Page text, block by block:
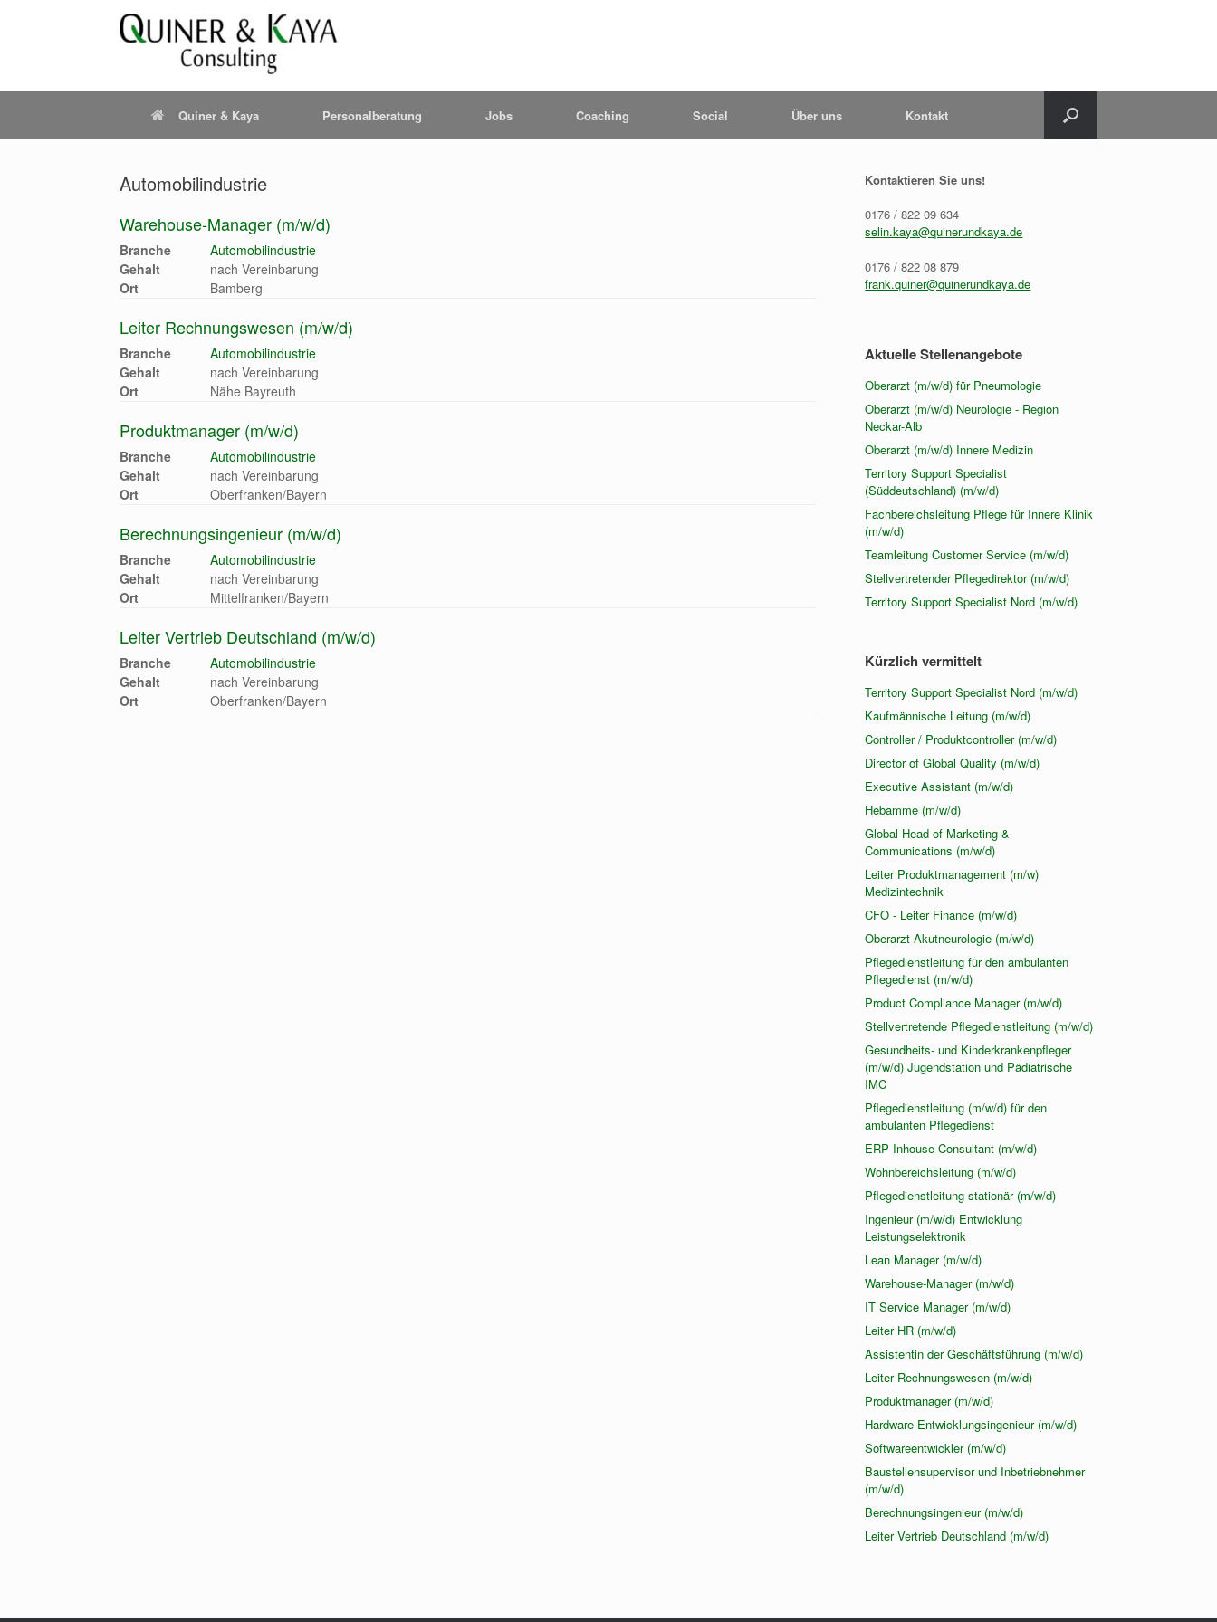
Quiner & Kaya Personalberatung Jobs Coaching Social Über uns Kontakt
Automobilindustrie
Warehouse-Manager (m/w/d)
Branche
Automobilindustrie
Gehalt
nach Vereinbarung
Ort
Bamberg
Leiter Rechnungswesen (m/w/d)
Branche
Automobilindustrie
Gehalt
nach Vereinbarung
Ort
Nähe Bayreuth
Produktmanager (m/w/d)
Branche
Automobilindustrie
Gehalt
nach Vereinbarung
Ort
Oberfranken/Bayern
Berechnungsingenieur (m/w/d)
Branche
Automobilindustrie
Gehalt
nach Vereinbarung
Ort
Mittelfranken/Bayern
Leiter Vertrieb Deutschland (m/w/d)
Branche
Automobilindustrie
Gehalt
nach Vereinbarung
Ort
Oberfranken/Bayern
Kontaktieren Sie uns!
0176 / 822 09 634
selin.kaya@quinerundkaya.de
0176 / 822 08 879
frank.quiner@quinerundkaya.de
Aktuelle Stellenangebote
Oberarzt (m/w/d) für Pneumologie
Oberarzt (m/w/d) Neurologie - Region
Neckar-Alb
Oberarzt (m/w/d) Innere Medizin
Territory Support Specialist
(Süddeutschland) (m/w/d)
Fachbereichsleitung Pflege für Innere Klinik
(m/w/d)
Teamleitung Customer Service (m/w/d)
Stellvertretender Pflegedirektor (m/w/d)
Territory Support Specialist Nord (m/w/d)
Kürzlich vermittelt
Territory Support Specialist Nord (m/w/d)
Kaufmännische Leitung (m/w/d)
Controller / Produktcontroller (m/w/d)
Director of Global Quality (m/w/d)
Executive Assistant (m/w/d)
Hebamme (m/w/d)
Global Head of Marketing &
Communications (m/w/d)
Leiter Produktmanagement (m/w)
Medizintechnik
CFO - Leiter Finance (m/w/d)
Oberarzt Akutneurologie (m/w/d)
Pflegedienstleitung für den ambulanten
Pflegedienst (m/w/d)
Product Compliance Manager (m/w/d)
Stellvertretende Pflegedienstleitung (m/w/d)
Gesundheits- und Kinderkrankenpfleger
(m/w/d) Jugendstation und Pädiatrische
IMC
Pflegedienstleitung (m/w/d) für den
ambulanten Pflegedienst
ERP Inhouse Consultant (m/w/d)
Wohnbereichsleitung (m/w/d)
Pflegedienstleitung stationär (m/w/d)
Ingenieur (m/w/d) Entwicklung
Leistungselektronik
Lean Manager (m/w/d)
Warehouse-Manager (m/w/d)
IT Service Manager (m/w/d)
Leiter HR (m/w/d)
Assistentin der Geschäftsführung (m/w/d)
Leiter Rechnungswesen (m/w/d)
Produktmanager (m/w/d)
Hardware-Entwicklungsingenieur (m/w/d)
Softwareentwickler (m/w/d)
Baustellensupervisor und Inbetriebnehmer
(m/w/d)
Berechnungsingenieur (m/w/d)
Leiter Vertrieb Deutschland (m/w/d)